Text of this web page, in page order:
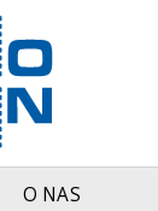
O NAS